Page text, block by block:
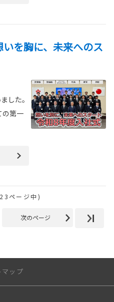
を胸に、未来へのス
した。
の第一
ページ中)
次のページ
マップ